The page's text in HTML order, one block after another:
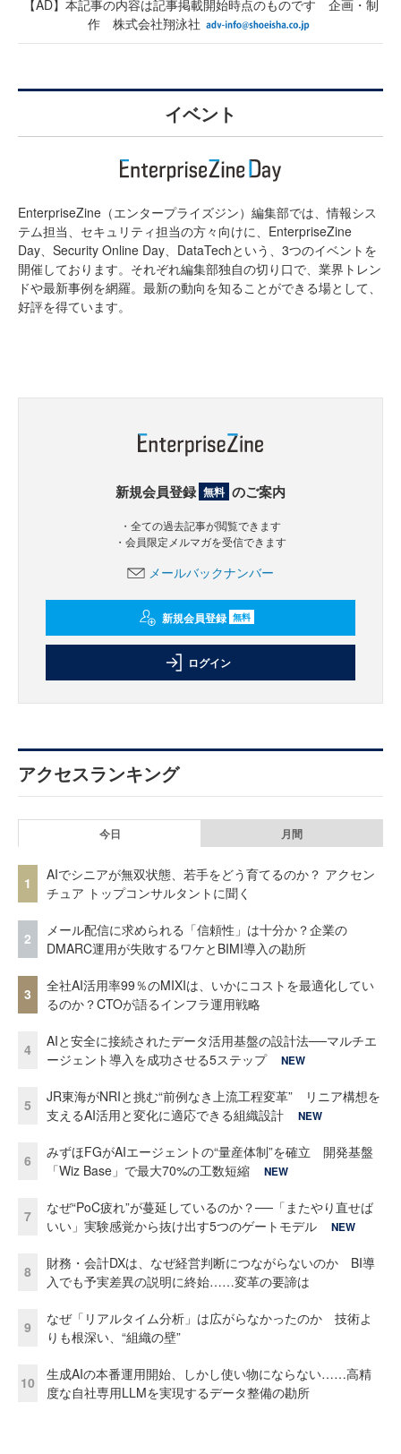
【AD】本記事の内容は記事掲載開始時点のものです 企画・制
作 株式会社翔泳社
イベント
EnterpriseZine（エンタープライズジン）編集部では、情報シス
テム担当、セキュリティ担当の方々向けに、EnterpriseZine
Day、Security Online Day、DataTechという、3つのイベントを
開催しております。それぞれ編集部独自の切り口で、業界トレン
ドや最新事例を網羅。最新の動向を知ることができる場として、
好評を得ています。
新規会員登録 無料 のご案内
・全ての過去記事が閲覧できます
・会員限定メルマガを受信できます
メールバックナンバー
新規会員登録 無料
ログイン
アクセスランキング
今日 月間
1
AIでシニアが無双状態、若手をどう育てるのか？ アクセン
チュア トップコンサルタントに聞く
2
メール配信に求められる「信頼性」は十分か？企業の
DMARC運用が失敗するワケとBIMI導入の勘所
3
全社AI活用率99％のMIXIは、いかにコストを最適化してい
るのか？CTOが語るインフラ運用戦略
4
AIと安全に接続されたデータ活用基盤の設計法──マルチエ
ージェント導入を成功させる5ステップ
NEW
5
JR東海がNRIと挑む“前例なき上流工程変革” リニア構想を
支えるAI活用と変化に適応できる組織設計
NEW
6
みずほFGがAIエージェントの“量産体制”を確立 開発基盤
「Wiz Base」で最大70%の工数短縮
NEW
7
なぜ“PoC疲れ”が蔓延しているのか？──「またやり直せば
いい」実験感覚から抜け出す5つのゲートモデル
NEW
8
財務・会計DXは、なぜ経営判断につながらないのか BI導
入でも予実差異の説明に終始……変革の要諦は
9
なぜ「リアルタイム分析」は広がらなかったのか 技術よ
りも根深い、“組織の壁”
10
生成AIの本番運用開始、しかし使い物にならない……高精
度な自社専用LLMを実現するデータ整備の勘所